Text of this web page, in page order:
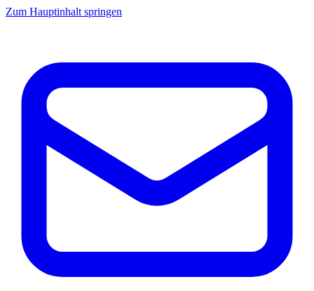
Zum Hauptinhalt springen